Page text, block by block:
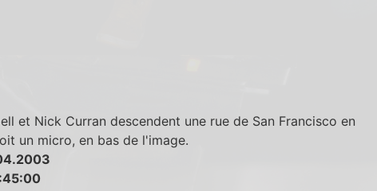
et Nick Curran descendent une rue de San Francisco en
un micro, en bas de l'image.